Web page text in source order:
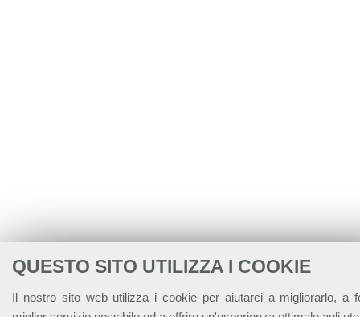
QUESTO SITO UTILIZZA I COOKIE
Il nostro sito web utilizza i cookie per aiutarci a migliorarlo, a